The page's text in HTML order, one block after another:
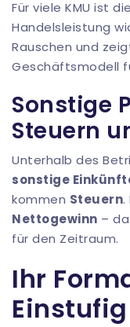
Für viele KMU ist
Handelsleistung
Rauschen und
Geschäftsmodell
Sonstige
Steuern
Unterhalb des
sonstige
kommen Steuern.
Nettogewinn –
für den Zeitraum.
Ihr